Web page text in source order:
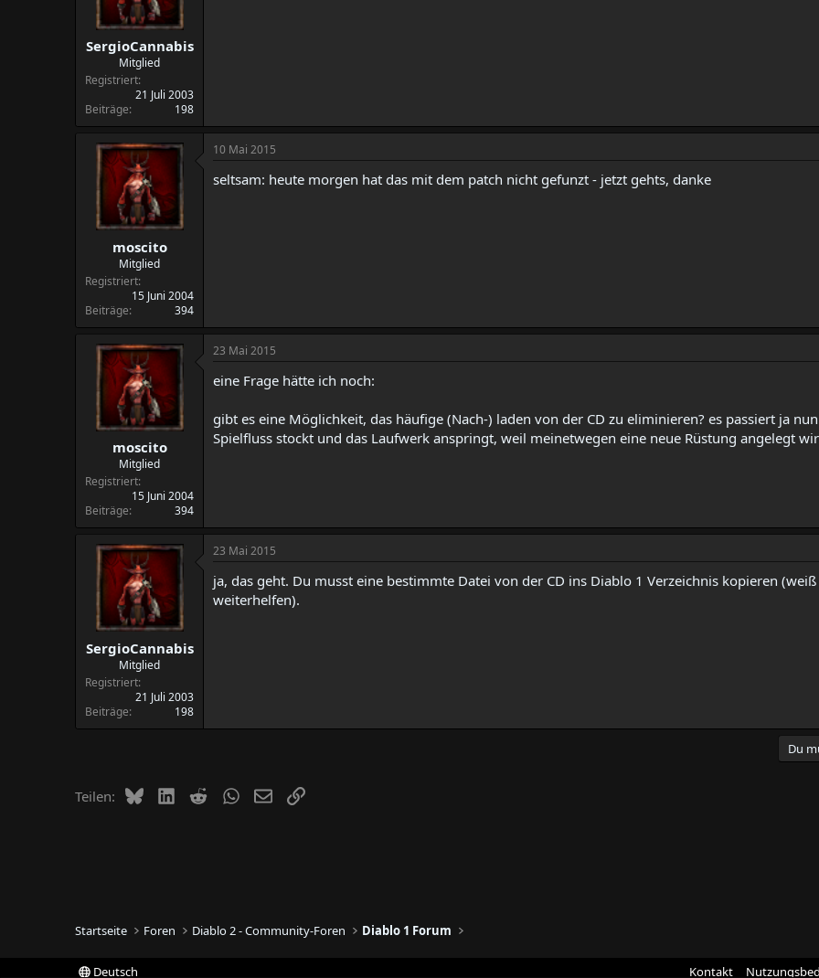
SergioCannabis
Mitglied
Registriert
21 Juli 2003
Beiträge
198
moscito
Mitglied
Registriert
15 Juni 2004
Beiträge
394
10 Mai 2015
seltsam: heute morgen hat das mit dem patch nicht gefunzt - jetzt gehts, danke
moscito
Mitglied
Registriert
15 Juni 2004
Beiträge
394
23 Mai 2015
eine Frage hätte ich noch:
gibt es eine Möglichkeit, das häufige (Nach-) laden von der CD zu eliminieren? es passiert ja
Spielfluss stockt und das Laufwerk anspringt, weil meinetwegen eine neue Rüstung angelegt
SergioCannabis
Mitglied
Registriert
21 Juli 2003
Beiträge
198
23 Mai 2015
ja, das geht. Du musst eine bestimmte Datei von der CD ins Diablo 1 Verzeichnis kopieren
weiterhelfen).
Du
Teilen: BlueskyLinkedInRedditWhatsApp
E-MailLink
Startseite Foren Diablo 2 - Community-Foren Diablo 1 Forum
Deutsch Kontakt